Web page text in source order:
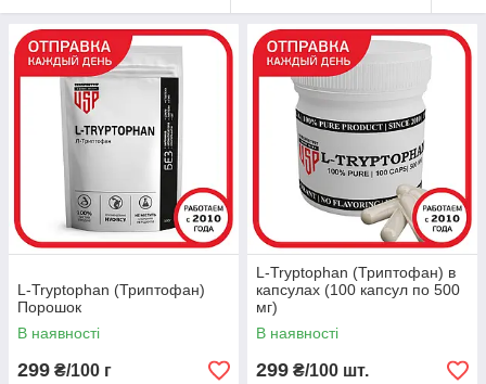
інше місто України не складе труднощів завдяки нашому
інтернет-магазину.
L-Tryptophan (Триптофан)
Порошок
В наявності
299 ₴/100 г
L-Tryptophan (Триптофан) в
капсулах (100 капсул по 500
мг)
В наявності
299 ₴/100 шт.